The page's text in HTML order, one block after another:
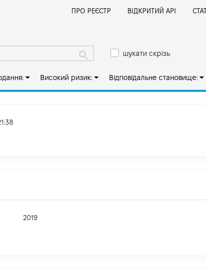
ПРО РЕЄСТР ВІДКРИТИЙ АРІ
шукати скрізь
Високий ризик: Відповідальне становище:
2019